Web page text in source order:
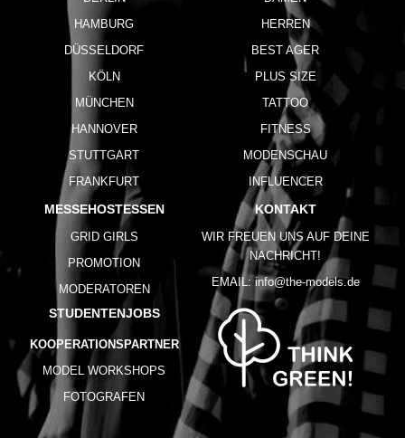
HAMBURG
DÜSSELDORF
KÖLN
MÜNCHEN
HANNOVER
STUTTGART
FRANKFURT
HERREN
BEST AGER
PLUS SIZE
TATTOO
FITNESS
MODENSCHAU
INFLUENCER
MESSEHOSTESSEN
GRID GIRLS
PROMOTION
MODERATOREN
STUDENTENJOBS
KOOPERATIONSPARTNER
MODEL WORKSHOPS
FOTOGRAFEN
KONTAKT
WIR FREUEN UNS AUF DEINE
NACHRICHT!
EMAIL: info@the-models.de